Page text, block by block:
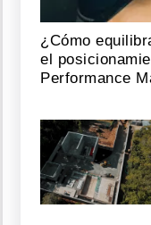
¿Cómo
el
Performance